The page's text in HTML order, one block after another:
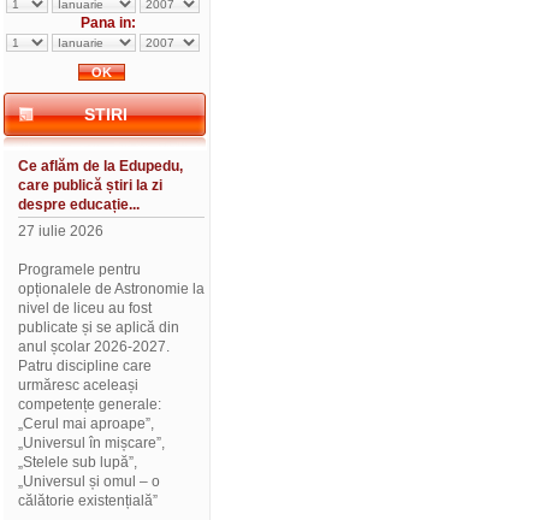
Pana in:
STIRI
Ce aflăm de la Edupedu,
care publică știri la zi
despre educație...
27 iulie 2026
Programele pentru
opționalele de Astronomie la
nivel de liceu au fost
publicate și se aplică din
anul școlar 2026-2027.
Patru discipline care
urmăresc aceleași
competențe generale:
„Cerul mai aproape”,
„Universul în mișcare”,
„Stelele sub lupă”,
„Universul și omul – o
călătorie existențială”